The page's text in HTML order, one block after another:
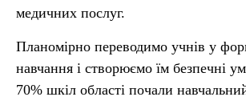
медичних послуг.
Планомірно переводимо учнів у
навчання і створюємо їм безпечні
70% шкіл області почали